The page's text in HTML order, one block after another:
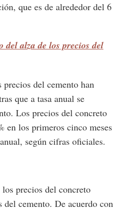
que es de alrededor del 6
alza de los precios del
precios del cemento han
que a tasa anual se
Los precios del concreto
en los primeros cinco meses
según cifras oficiales.
precios del concreto
cemento. De acuerdo con